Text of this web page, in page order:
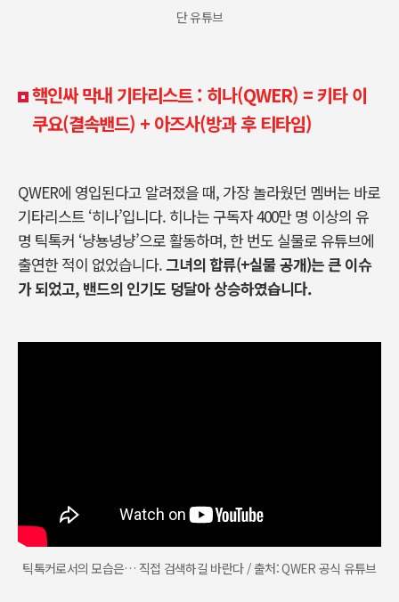
단 유튜브
핵인싸 막내 기타리스트 : 히나(QWER) =키타 이
쿠요(결속밴드) + 아즈사(방과 후 티타임)
QWER에 영입된다고 알려졌을 때, 가장 놀라웠던 멤버는 바로
기타리스트 ‘히나’입니다. 히나는 구독자 400만 명 이상의 유
명 틱톡커 ‘냥뇽녕냥’으로 활동하며, 한 번도 실물로 유튜브에
출연한 적이 없었습니다.그녀의 합류(+실물 공개)는 큰 이슈
가 되었고, 밴드의 인기도 덩달아 상승하였습니다.
틱톡커로서의 모습은… 직접 검색하길 바란다 / 출처: QWER 공식 유튜브